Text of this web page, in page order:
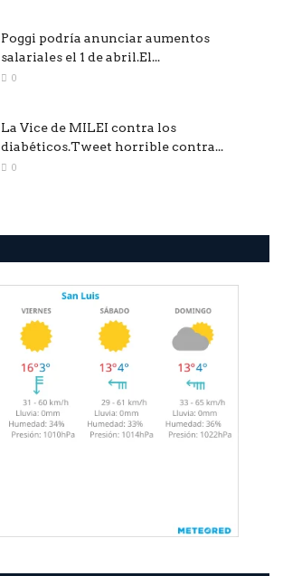
Poggi podría anunciar aumentos
salariales el 1 de abril.El...
0
La Vice de MILEI contra los
diabéticos.Tweet horrible contra...
0